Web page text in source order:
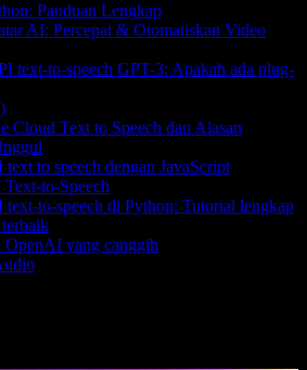
Panduan Lengkap
AI: Percepat & Otomatiskan Video
text-to-speech GPT-3: Apakah ada plug-
Cloud Text to Speech dan Alasan
to speech dengan JavaScript
to-Speech
to-speech di Python: Tutorial lengkap
OpenAI yang canggih